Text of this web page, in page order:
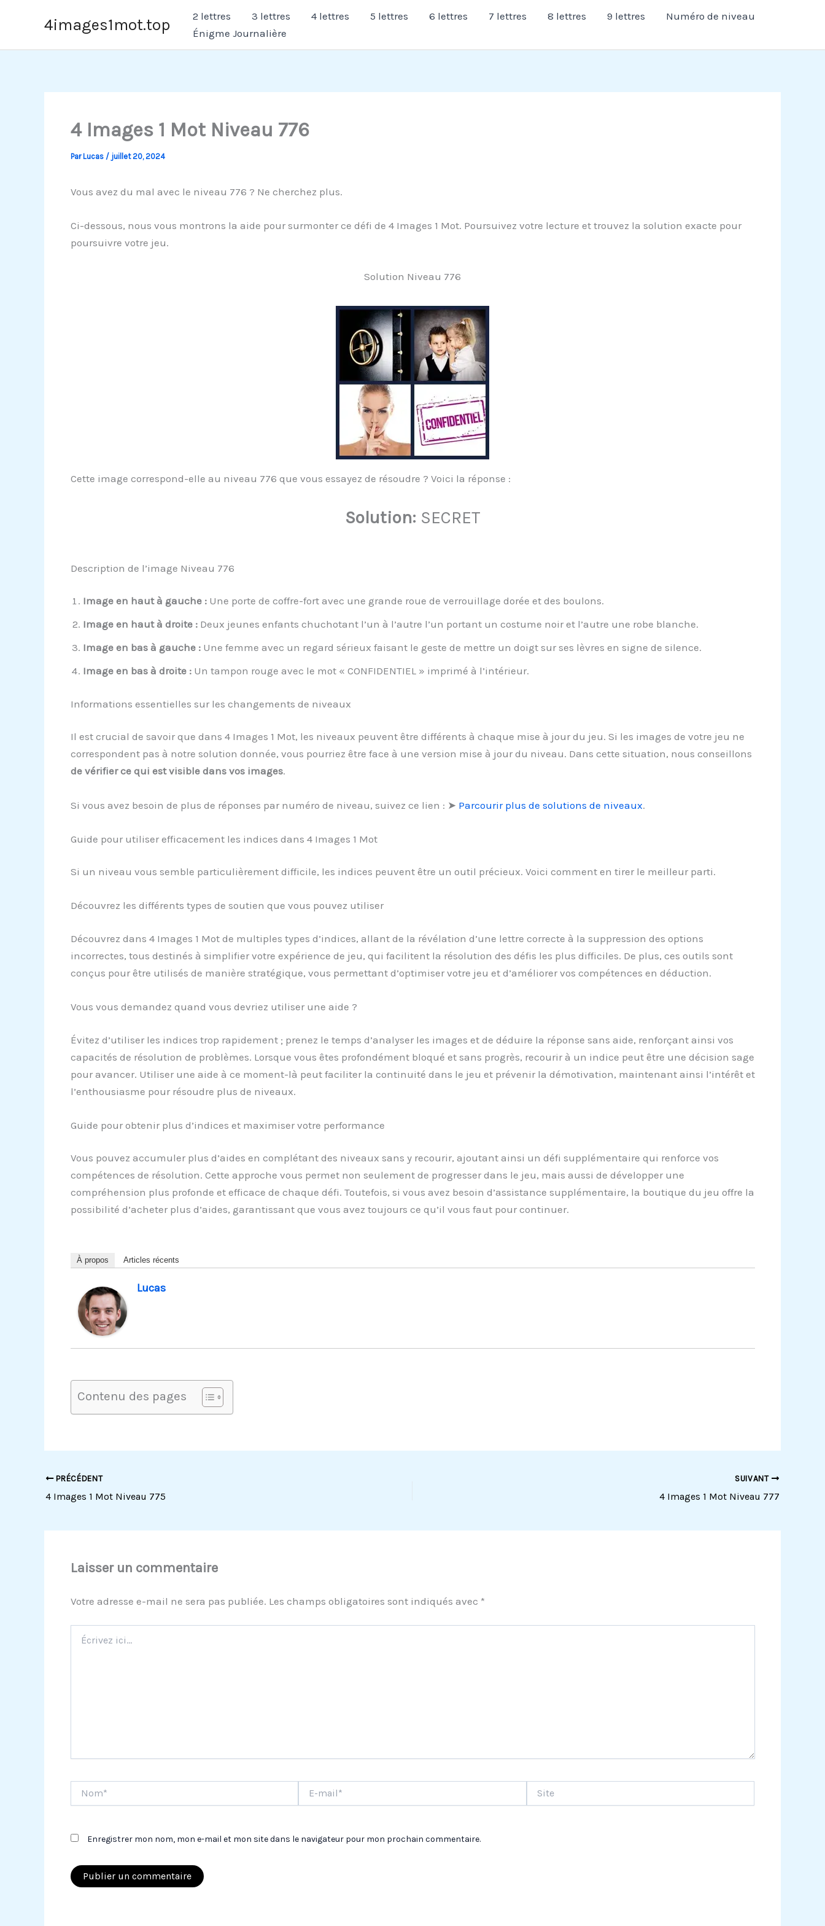
4images1mot.top 2 lettres 3 lettres 4 lettres 5 lettres 6 lettres 7 lettres 8 lettres 9 lettres
Numéro de niveau
Énigme Journalière
4 Images 1 Mot Niveau 776
ParLucas / juillet 20, 2024
Vous avez du mal avec le niveau 776 ? Ne cherchez plus.
Ci-dessous, nous vous montrons la aide pour surmonter ce défi de 4 Images 1 Mot. Poursuivez votre lecture et trouvez la solution exacte pour
poursuivre votre jeu.
Solution Niveau 776
Cette image correspond-elle au niveau 776 que vous essayez de résoudre ? Voici la réponse :
Solution: SECRET
Description de l’image Niveau 776
Image en haut à gauche :Une porte de coffre-fort avec une grande roue de verrouillage dorée et des boulons.
Image en haut à droite :Deux jeunes enfants chuchotant l’un à l’autre l’un portant un costume noir et l’autre une robe blanche.
Image en bas à gauche :Une femme avec un regard sérieux faisant le geste de mettre un doigt sur ses lèvres en signe de silence.
Image en bas à droite :Un tampon rouge avec le mot « CONFIDENTIEL » imprimé à l’intérieur.
Informations essentielles sur les changements de niveaux
Il est crucial de savoir que dans 4 Images 1 Mot, les niveaux peuvent être différents à chaque mise à jour du jeu. Si les images de votre jeu ne
correspondent pas à notre solution donnée, vous pourriez être face à une version mise à jour du niveau. Dans cette situation, nous conseillons
de vérifier ce qui est visible dans vos images.
Si vous avez besoin de plus de réponses par numéro de niveau, suivez ce lien : ➤ Parcourir plus de solutions de niveaux.
Guide pour utiliser efficacement les indices dans 4 Images 1 Mot
Si un niveau vous semble particulièrement difficile, les indices peuvent être un outil précieux. Voici comment en tirer le meilleur parti.
Découvrez les différents types de soutien que vous pouvez utiliser
Découvrez dans 4 Images 1 Mot de multiples types d’indices, allant de la révélation d’une lettre correcte à la suppression des options
incorrectes, tous destinés à simplifier votre expérience de jeu, qui facilitent la résolution des défis les plus difficiles. De plus, ces outils sont
conçus pour être utilisés de manière stratégique, vous permettant d’optimiser votre jeu et d’améliorer vos compétences en déduction.
Vous vous demandez quand vous devriez utiliser une aide ?
Évitez d’utiliser les indices trop rapidement ; prenez le temps d’analyser les images et de déduire la réponse sans aide, renforçant ainsi vos
capacités de résolution de problèmes. Lorsque vous êtes profondément bloqué et sans progrès, recourir à un indice peut être une décision sage
pour avancer. Utiliser une aide à ce moment-là peut faciliter la continuité dans le jeu et prévenir la démotivation, maintenant ainsi l’intérêt et
l’enthousiasme pour résoudre plus de niveaux.
Guide pour obtenir plus d’indices et maximiser votre performance
Vous pouvez accumuler plus d’aides en complétant des niveaux sans y recourir, ajoutant ainsi un défi supplémentaire qui renforce vos
compétences de résolution. Cette approche vous permet non seulement de progresser dans le jeu, mais aussi de développer une
compréhension plus profonde et efficace de chaque défi. Toutefois, si vous avez besoin d’assistance supplémentaire, la boutique du jeu offre la
possibilité d’acheter plus d’aides, garantissant que vous avez toujours ce qu’il vous faut pour continuer.
À propos Articles récents
Lucas
Contenu des pages
PRÉCÉDENT
4 Images 1 Mot Niveau 775
SUIVANT
4 Images 1 Mot Niveau 777
Laisser un commentaire
Votre adresse e-mail ne sera pas publiée. Les champs obligatoires sont indiqués avec *
ici…
mail*
Enregistrer mon nom, mon e-mail et mon site dans le navigateur pour mon prochain commentaire.